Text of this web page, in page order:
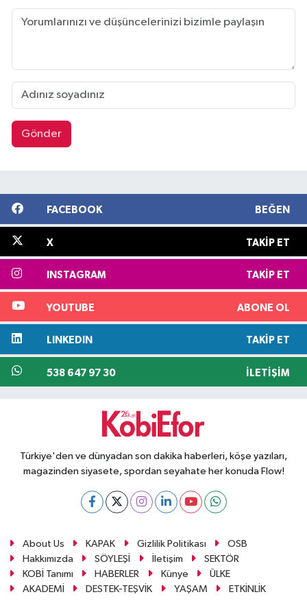
Gönder
FACEBOOK BEĞEN
X TAKIP ET
INSTAGRAM TAKIP ET
YOUTUBE ABONE OL
LINKEDIN TAKIP ET
538 647 97 30 İLETIŞIM
Türkiye'den ve dünyadan son dakika haberleri, köşe yazıları,
magazinden siyasete, spordan seyahate her konuda Flow!
About Us KAPAK Gizlilik Politikası
OSB
Hakkımızda
SÖYLEŞİ İletişim
SEKTÖR
KOBİ Tanımı
HABERLER Künye
ÜLKE
AKADEMİ
DESTEK-TEŞVİK YAŞAM ETKİNLİK